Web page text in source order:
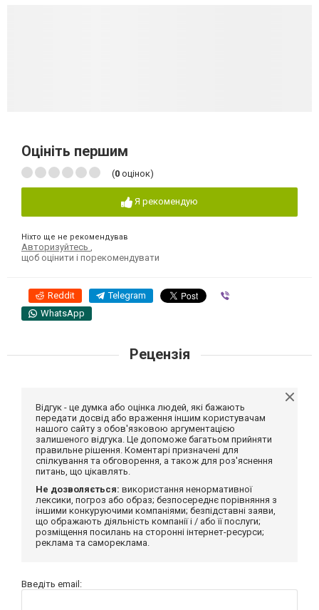
Оцініть першим
(0 оцінок)
Я рекомендую
Ніхто ще не рекомендував
Авторизуйтесь
щоб оцінити і порекомендувати
Reddit Telegram
WhatsApp
Рецензія
Відгук - це думка або оцінка людей, які бажають
передати досвід або враження іншим користувачам
нашого сайту з обов'язковою аргументацією
залишеного відгука. Це допоможе багатьом прийняти
правильне рішення. Коментарі призначені для
спілкування та обговорення, а також для роз'яснення
питань, що цікавлять.
Не дозволяється: використання ненормативної
лексики, погроз або образ; безпосереднє порівняння з
іншими конкуруючими компаніями; безпідставні заяви,
що ображають діяльність компанії і / або її послуги;
розміщення посилань на сторонні інтернет-ресурси;
реклама та самореклама.
Введіть email: